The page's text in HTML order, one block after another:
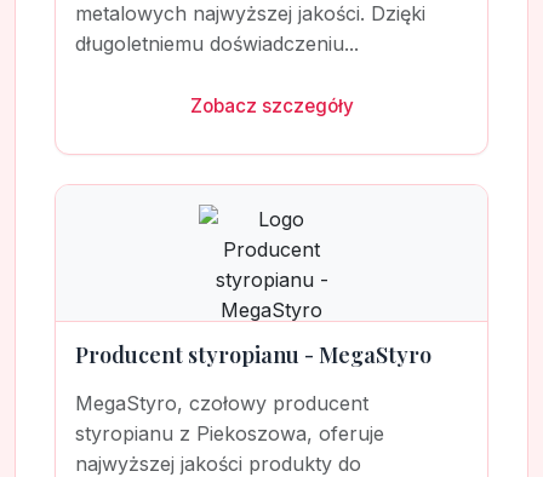
metalowych najwyższej jakości. Dzięki
długoletniemu doświadczeniu...
Zobacz szczegóły
Producent styropianu - MegaStyro
MegaStyro, czołowy producent
styropianu z Piekoszowa, oferuje
najwyższej jakości produkty do